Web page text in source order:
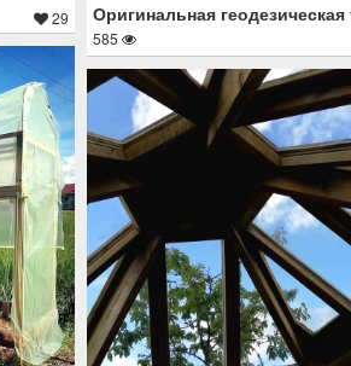
29 Оригинальная геодезическая
585